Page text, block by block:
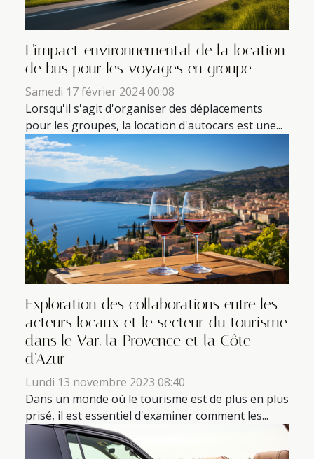
L'impact environnemental de la location
de bus pour les voyages en groupe
Samedi 17 février 2024 00:08
Lorsqu'il s'agit d'organiser des déplacements
pour les groupes, la location d'autocars est une...
Exploration des collaborations entre les
acteurs locaux et le secteur du tourisme
dans le Var, la Provence et la Côte
d'Azur
Lundi 13 novembre 2023 08:40
Dans un monde où le tourisme est de plus en plus
prisé, il est essentiel d'examiner comment les...